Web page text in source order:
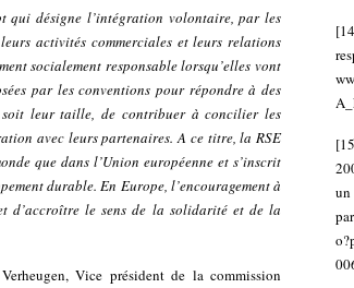
qui désigne l’intégration volontaire, par les
activités commerciales et leurs relations
socialement responsable lorsqu’elles vont
par les conventions pour répondre à des
soit leur taille, de contribuer à concilier les
avec leurs partenaires. A ce titre, la RSE
que dans l’Union européenne et s’inscrit
durable. En Europe, l’encouragement à
d’accroître le sens de la solidarité et de la
Vice président de la commission
[14
[15